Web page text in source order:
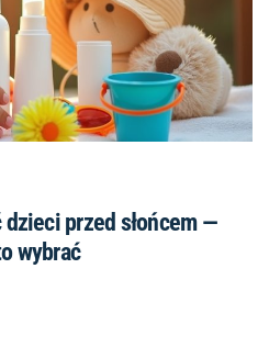
przed słońcem —
wybrać